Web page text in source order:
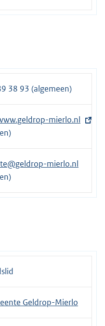
38 93 (algemeen)
mierlo.nl
mierlo.nl
Geldrop-Mierlo